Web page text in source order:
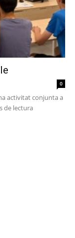
0
activitat conjunta a
de lectura